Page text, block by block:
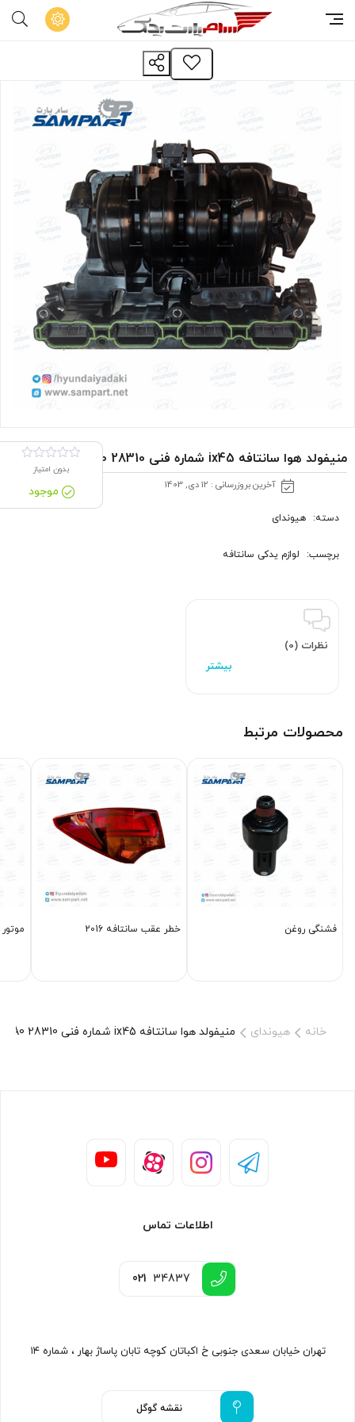
منیفولد هوا سانتافه ix45 شماره فنی 28310 2GGA0
آخرین بروزرسانی : 12 دی, 1403
بدون امتیاز
موجود
دسته: هیوندای
برچسب: لوازم یدکی سانتافه
نظرات (0)
محصولات مرتبط
فشنگی روغن خطر عقب سانتافه 2016 موتور
خانه هیوندای منیفولد هوا سانتافه ix45 شماره فنی 28310 2GGA0
اطلاعات تماس
021 34837
تهران خیابان سعدی جنوبی خ اکباتان کوچه تابان پاساژ بهار ، شماره ۱۴
نقشه گوگل